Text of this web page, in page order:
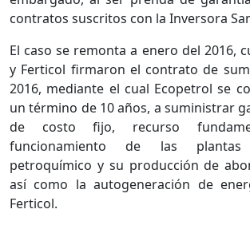
contratos suscritos con la Inversora
El caso se remonta a enero del 2016,
y Ferticol firmaron el contrato de
2016, mediante el cual Ecopetrol se
un término de 10 años, a suministrar
de costo fijo, recurso
funcionamiento de las
petroquímico y su producción de
así como la autogeneración de
Ferticol.